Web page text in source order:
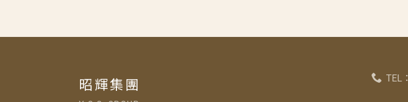
昭輝集團 TEL：